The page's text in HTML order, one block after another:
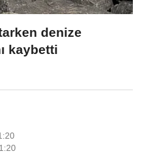
denize
kaybetti